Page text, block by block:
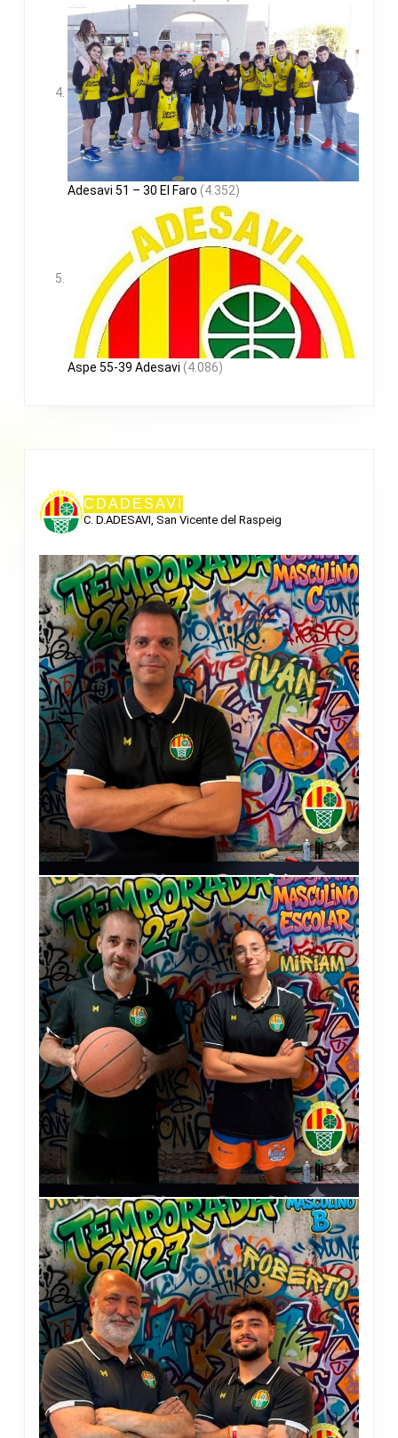
Adesavi 51 – 30 El Faro (4.352)
Aspe 55-39 Adesavi (4.086)
CDADESAVI
C. D.ADESAVI, San Vicente del Raspeig